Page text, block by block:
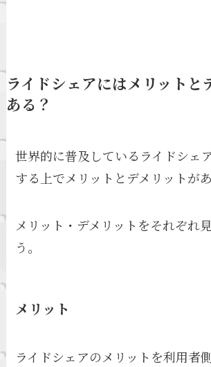
ライドシェアにはメリットと
ある？
世界的に普及しているライドシェ
する上でメリットとデメリットがあ
メリット・デメリットをそれぞれ
う。
メリット
ライドシェアのメリットを利用者